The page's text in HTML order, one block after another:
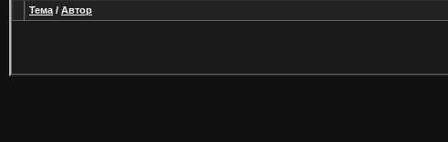
Тема / Автор